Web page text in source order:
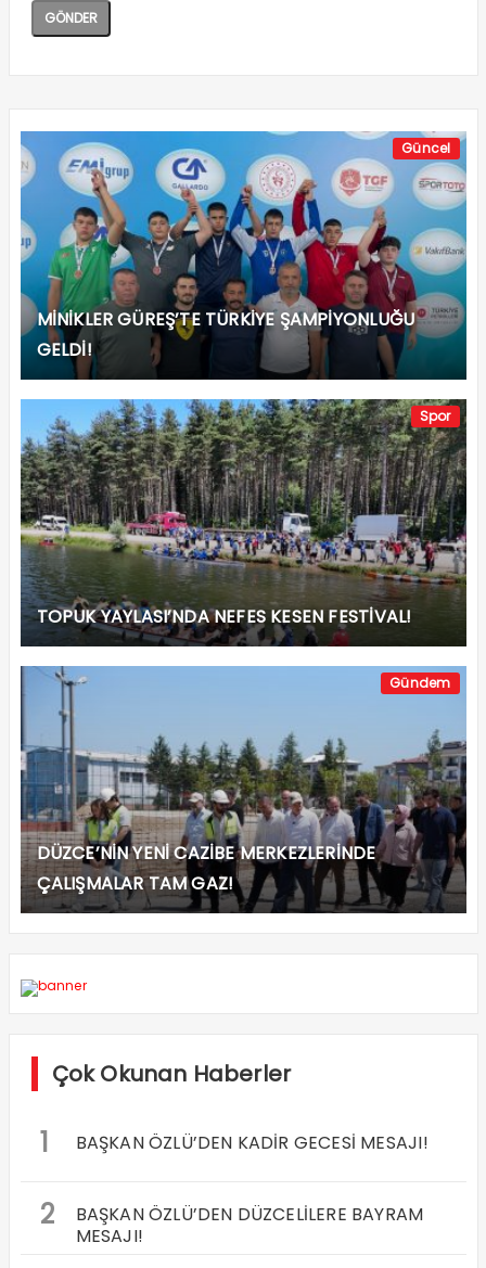
Güncel
MİNİKLER GÜREŞ’TE TÜRKİYE ŞAMPİYONLUĞU
GELDİ!
Spor
TOPUK YAYLASI’NDA NEFES KESEN FESTİVAL!
Gündem
DÜZCE’NİN YENİ CAZİBE MERKEZLERİNDE
ÇALIŞMALAR TAM GAZ!
Çok Okunan Haberler
1 BAŞKAN ÖZLÜ’DEN KADİR GECESİ MESAJI!
2
BAŞKAN ÖZLÜ’DEN DÜZCELİLERE BAYRAM
MESAJI!